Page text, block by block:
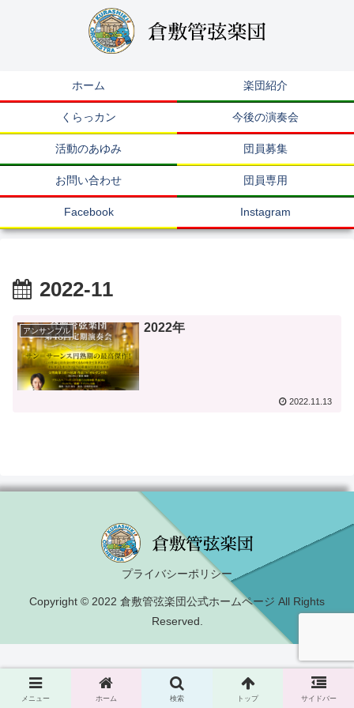
ホーム 楽団紹介
くらっカン 今後の演奏会
活動のあゆみ 団員募集
お問い合わせ 団員専用
Facebook Instagram
2022-11
アンサンブル 2022年
2022.11.13
プライバシーポリシー
Copyright © 2022 倉敷管弦楽団公式ホームページ All Rights
Reserved.
メニュー ホーム 検索 トップ サイドバー